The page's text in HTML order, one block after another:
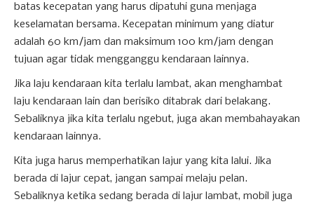
batas kecepatan yang harus dipatuhi guna menjaga
keselamatan bersama. Kecepatan minimum yang diatur
adalah 60 km/jam dan maksimum 100 km/jam dengan
tujuan agar tidak mengganggu kendaraan lainnya.
Jika laju kendaraan kita terlalu lambat, akan menghambat
laju kendaraan lain dan berisiko ditabrak dari belakang.
Sebaliknya jika kita terlalu ngebut, juga akan membahayakan
kendaraan lainnya.
Kita juga harus memperhatikan lajur yang kita lalui. Jika
berada di lajur cepat, jangan sampai melaju pelan.
Sebaliknya ketika sedang berada di lajur lambat, mobil juga